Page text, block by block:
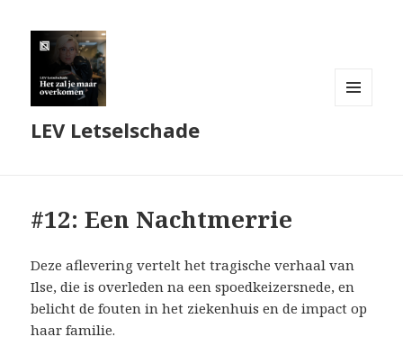
LEV Letselschade
#12: Een Nachtmerrie
Deze aflevering vertelt het tragische verhaal van
Ilse, die is overleden na een spoedkeizersnede, en
belicht de fouten in het ziekenhuis en de impact op
haar familie.